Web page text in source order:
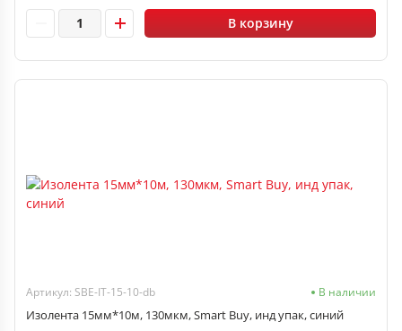
В корзину
Артикул: SBE-IT-15-10-db В наличии
Изолента 15мм*10м, 130мкм, Smart Buy, инд упак, синий